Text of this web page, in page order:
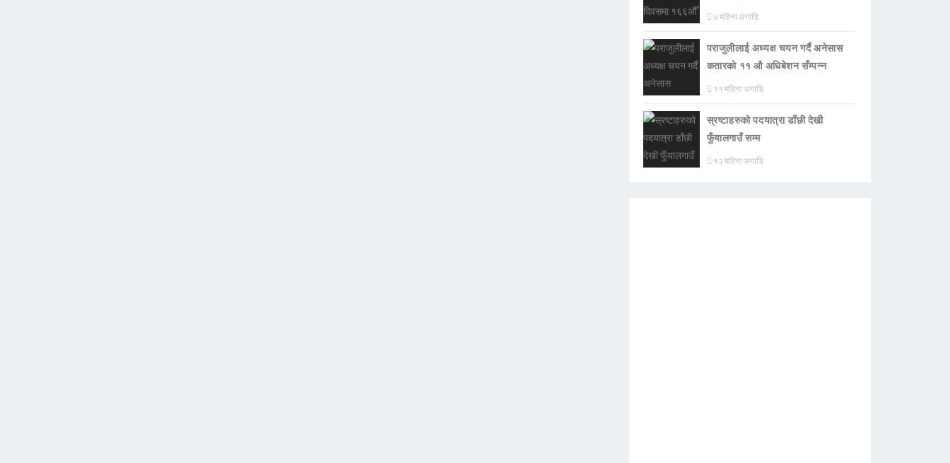
७ महिना अगाडि
पराजुलीलाई अध्यक्ष चयन गर्दै अनेसास
कतारको ११ औ अधिबेशन सँम्पन्न
११ महिना अगाडि
स्रष्टाहरुको पदयात्रा डाँछी देखी
फुँयालगाउँ सम्म
१२ महिना अगाडि